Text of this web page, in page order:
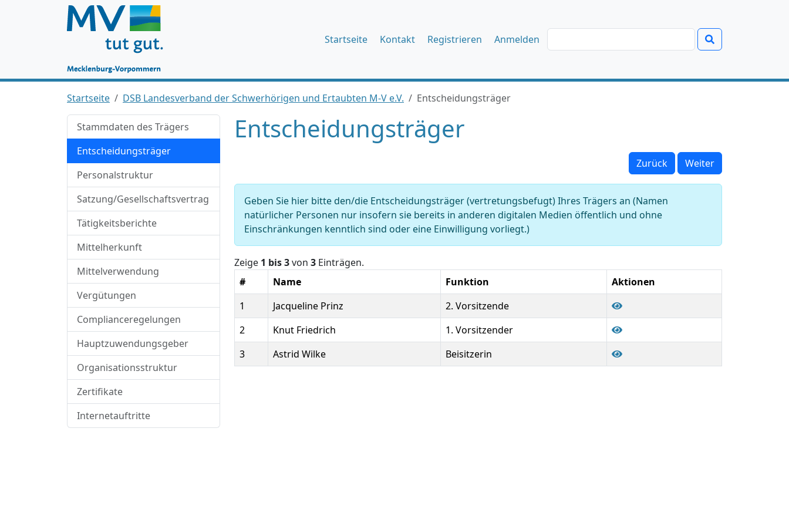
Startseite Kontakt Registrieren Anmelden
Startseite DSB Landesverband der Schwerhörigen und Ertaubten M-V e.V. Entscheidungsträger
Stammdaten des Trägers
Entscheidungsträger
Personalstruktur
Satzung/Gesellschaftsvertrag
Tätigkeitsberichte
Mittelherkunft
Mittelverwendung
Vergütungen
Complianceregelungen
Hauptzuwendungsgeber
Organisationsstruktur
Zertifikate
Internetauftritte
Entscheidungsträger
Zurück Weiter
Geben Sie hier bitte den/die Entscheidungsträger (vertretungsbefugt) Ihres Trägers an (Namen
natürlicher Personen nur insofern sie bereits in anderen digitalen Medien öffentlich und ohne
Einschränkungen kenntlich sind oder eine Einwilligung vorliegt.)
Zeige 1 bis 3von 3 Einträgen.
#
Name Funktion
Aktionen
1
Jacqueline Prinz
2. Vorsitzende
2
Knut Friedrich
1. Vorsitzender
3
Astrid Wilke Beisitzerin